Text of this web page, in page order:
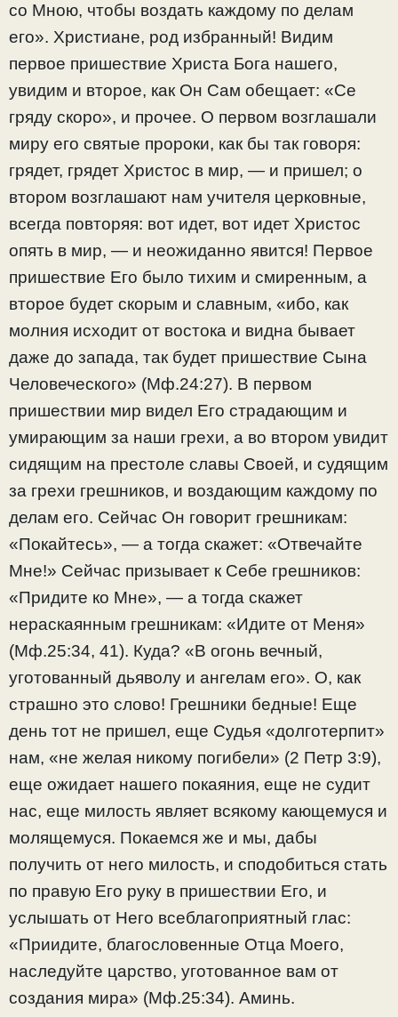
со Мною, чтобы воздать каждому по делам
его». Христиане, род избранный! Видим
первое пришествие Христа Бога нашего,
увидим и второе, как Он Сам обещает: «Се
гряду скоро», и прочее. О первом возглашали
миру его святые пророки, как бы так говоря:
грядет, грядет Христос в мир, — и пришел; о
втором возглашают нам учителя церковные,
всегда повторяя: вот идет, вот идет Христос
опять в мир, — и неожиданно явится! Первое
пришествие Его было тихим и смиренным, а
второе будет скорым и славным, «ибо, как
молния исходит от востока и видна бывает
даже до запада, так будет пришествие Сына
Человеческого» (Мф.24:27). В первом
пришествии мир видел Его страдающим и
умирающим за наши грехи, а во втором увидит
сидящим на престоле славы Своей, и судящим
за грехи грешников, и воздающим каждому по
делам его. Сейчас Он говорит грешникам:
«Покайтесь», — а тогда скажет: «Отвечайте
Мне!» Сейчас призывает к Себе грешников:
«Придите ко Мне», — а тогда скажет
нераскаянным грешникам: «Идите от Меня»
(Мф.25:34, 41). Куда? «В огонь вечный,
уготованный дьяволу и ангелам его». О, как
страшно это слово! Грешники бедные! Еще
день тот не пришел, еще Судья «долготерпит»
нам, «не желая никому погибели» (2 Петр 3:9),
еще ожидает нашего покаяния, еще не судит
нас, еще милость являет всякому кающемуся и
молящемуся. Покаемся же и мы, дабы
получить от него милость, и сподобиться стать
по правую Его руку в пришествии Его, и
услышать от Него всеблагоприятный глас:
«Приидите, благословенные Отца Моего,
наследуйте царство, уготованное вам от
создания мира» (Мф.25:34). Аминь.